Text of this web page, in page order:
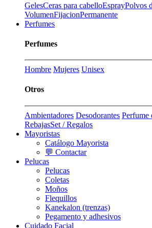
GelesCeras para cabelloEsprayPolvos
VolumenFijacionPermanente
Perfumes
Perfumes
Hombre Mujeres Unisex
Otros
Ambientadores Desodorantes Perfume
RebajasSet / Regalos
Mayoristas
Catálogo Mayorista
💬 Contactar
Pelucas
Pelucas
Coletas
Moños
Flequillos
Kanekalon (trenzas)
Pegamento y adhesivos
Cuidado Facial